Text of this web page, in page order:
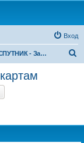
Вход
АВТОСПУТНИК - Замечания по картам